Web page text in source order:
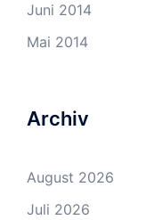
Juni 2014
Mai 2014
Archiv
August 2026
Juli 2026